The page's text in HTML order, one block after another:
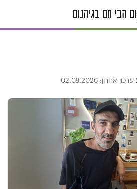
·עדכון אחרון: 02.08.2026